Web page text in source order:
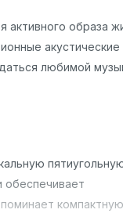
активного образа
акустические
любимой
обеспечивает
компактную